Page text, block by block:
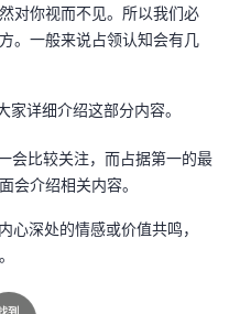
对你视而不见。所以我们必
。一般来说占领认知会有几
家详细介绍这部分内容。
会比较关注，而占据第一的最
会介绍相关内容。
心深处的情感或价值共鸣，